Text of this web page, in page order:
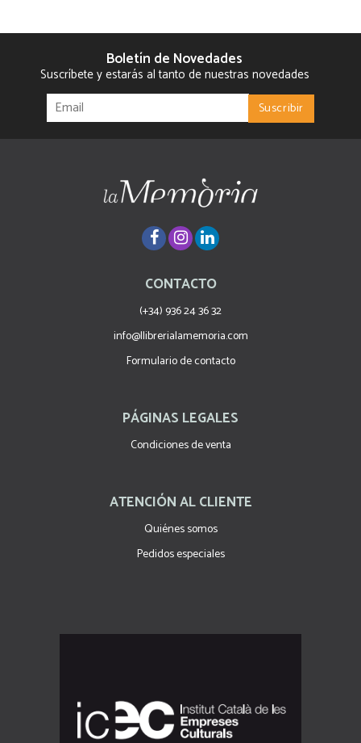
Boletín de Novedades
Suscríbete y estarás al tanto de nuestras novedades
CONTACTO
(+34) 936 24 36 32
info@llibrerialamemoria.com
Formulario de contacto
PÁGINAS LEGALES
Condiciones de venta
ATENCIÓN AL CLIENTE
Quiénes somos
Pedidos especiales